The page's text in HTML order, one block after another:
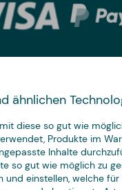
ähnlichen
diese so gut wie
Produkte im
Inhalte
so gut wie möglich zu
und einstellen, welche
the thing.